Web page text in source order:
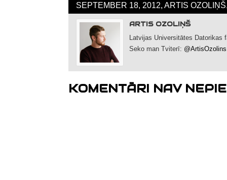
SEPTEMBER 18, 2012, ARTIS
ARTIS OZOLIŅŠ
Latvijas Universitātes Datorikas
Seko man Tviterī: @ArtisOzolins
KOMENTĀRI NAV